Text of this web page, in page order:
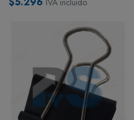
IVA incluido